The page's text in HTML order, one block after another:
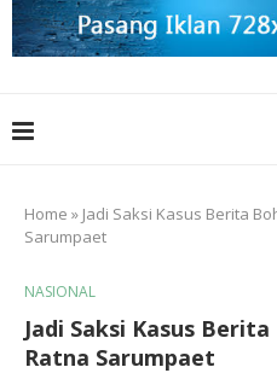
Home » Jadi Saksi Kasus Berita
Sarumpaet
NASIONAL
Jadi Saksi Kasus
Ratna Sarumpaet